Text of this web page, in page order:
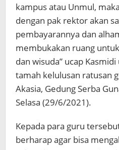
kampus atau Unmul,
dengan pak rektor akan
pembayarannya dan
membukakan ruang
dan wisuda” ucap
tamah kelulusan ratusan
Akasia, Gedung Serba
Selasa (29/6/2021).
Kepada para guru
berharap agar bisa